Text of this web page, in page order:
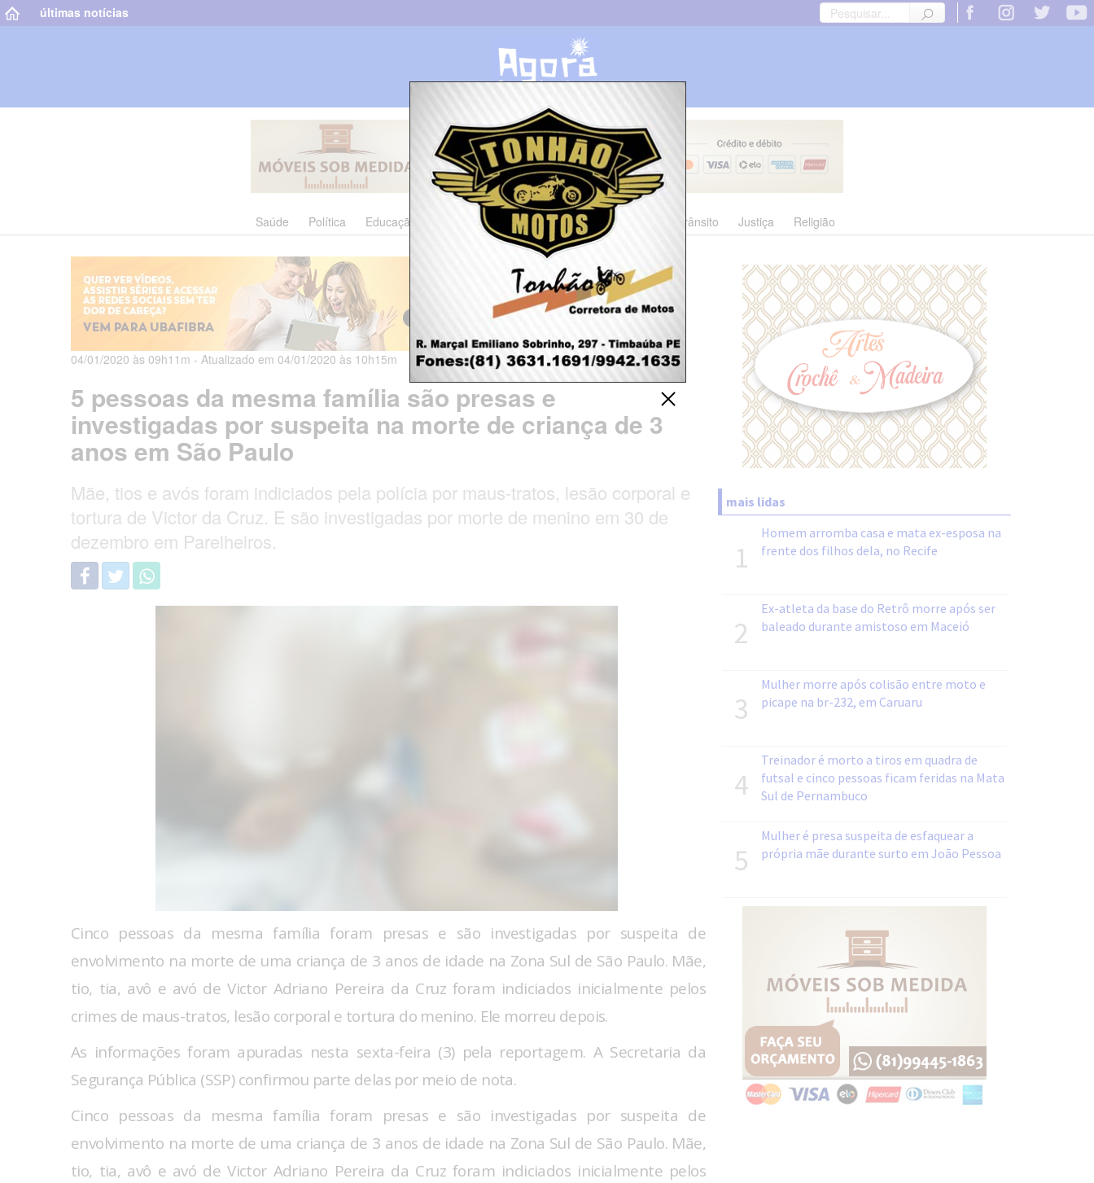
últimas notícias
Saúde Política Educação Cultura Polícia Economia Trânsito Justiça Religião
04/01/2020 às 09h11m - Atualizado em 04/01/2020 às 10h15m
5 pessoas da mesma família são presas e
investigadas por suspeita na morte de criança de 3
anos em São Paulo
Mãe, tios e avós foram indiciados pela polícia por maus-tratos, lesão corporal e
tortura de Victor da Cruz. E são investigadas por morte de menino em 30 de
dezembro em Parelheiros.
Cinco pessoas da mesma família foram presas e são investigadas por suspeita de
envolvimento na morte de uma criança de 3 anos de idade na Zona Sul de São Paulo. Mãe,
tio, tia, avô e avó de Victor Adriano Pereira da Cruz foram indiciados inicialmente pelos
crimes de maus-tratos, lesão corporal e tortura do menino. Ele morreu depois.
As informações foram apuradas nesta sexta-feira (3) pela reportagem. A Secretaria da
Segurança Pública (SSP) confirmou parte delas por meio de nota.
Cinco pessoas da mesma família foram presas e são investigadas por suspeita de
envolvimento na morte de uma criança de 3 anos de idade na Zona Sul de São Paulo. Mãe,
tio, tia, avô e avó de Victor Adriano Pereira da Cruz foram indiciados inicialmente pelos
mais lidas
1
Homem arromba casa e mata ex-esposa na
frente dos filhos dela, no Recife
2
Ex-atleta da base do Retrô morre após ser
baleado durante amistoso em Maceió
3
Mulher morre após colisão entre moto e
picape na br-232, em Caruaru
4
Treinador é morto a tiros em quadra de
futsal e cinco pessoas ficam feridas na Mata
Sul de Pernambuco
5
Mulher é presa suspeita de esfaquear a
própria mãe durante surto em João Pessoa